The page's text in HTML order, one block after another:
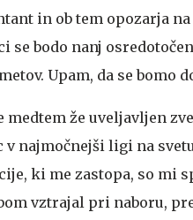
in ob tem opozarja
se bodo nanj
Upam, da se bomo
medtem že uveljavljen
v najmočnejši ligi na
ki me zastopa, so mi
vztrajal pri naboru,